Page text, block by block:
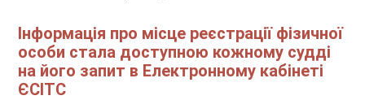
Інформація про місце реєстрації фізичної
особи стала доступною кожному судді
на його запит в Електронному кабінеті
ЄСІТС